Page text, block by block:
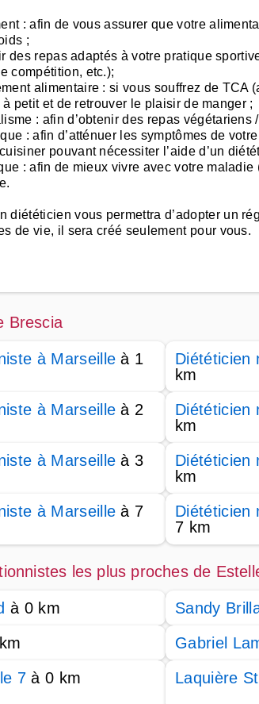
: afin de vous assurer que votre
;
des repas adaptés à votre pratique
compétition, etc.);
alimentaire : si vous souffrez de
petit et de retrouver le plaisir de manger ;
: afin d’obtenir des repas
: afin d’atténuer les symptômes de
pouvant nécessiter l’aide d’un
: afin de mieux vivre avec votre
diététicien vous permettra d’adopter un
de vie, il sera créé seulement pour vous.
Brescia
à Marseille à 1
Diététicien
km
à Marseille à 2
Diététicien
km
à Marseille à 3
Diététicien
km
à Marseille à 7
Diététicien
7 km
les plus proches de
à 0 km Sandy
Gabriel
7 à 0 km Laquière